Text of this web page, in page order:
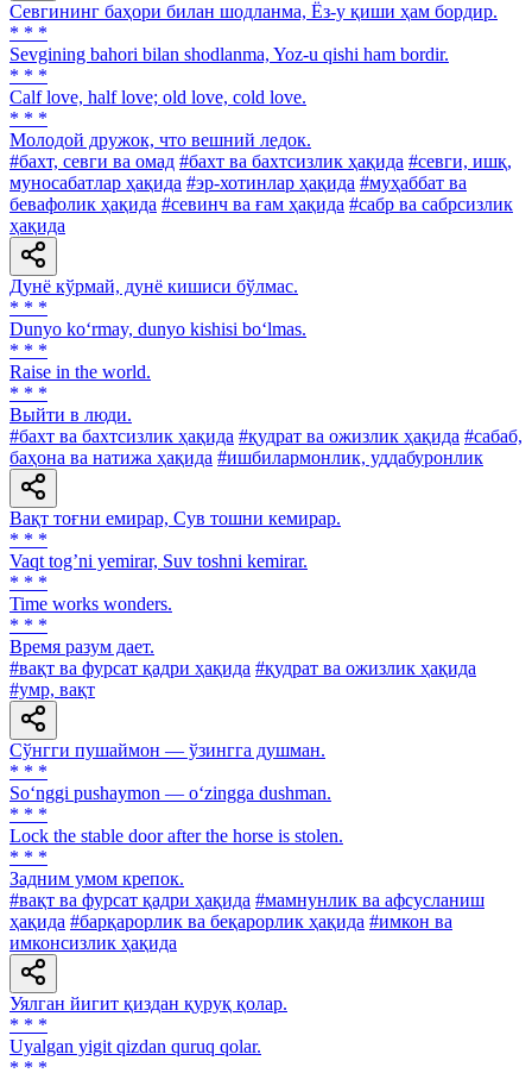
Севгининг баҳори билан шодланма, Ёз-у қиши ҳам бордир.
* * *
Sevgining bahori bilan shodlanma, Yoz-u qishi ham bordir.
* * *
Calf love, half love; old love, cold love.
* * *
Молодой дружок, что вешний ледок.
#бахт, севги ва омад #бахт ва бахтсизлик ҳақида #севги, ишқ,
муносабатлар ҳақида #эр-хотинлар ҳақида #муҳаббат ва
бевафолик ҳақида #севинч ва ғам ҳақида #сабр ва сабрсизлик
ҳақида
Дунё кўрмай, дунё кишиси бўлмас.
* * *
Dunyo ko‘rmay, dunyo kishisi bo‘lmas.
* * *
Raise in the world.
* * *
Выйти в люди.
#бахт ва бахтсизлик ҳақида #қудрат ва ожизлик ҳақида #сабаб,
баҳона ва натижа ҳақида #ишбилармонлик, уддабуронлик
Вақт тоғни емирар, Сув тошни кемирар.
* * *
Vaqt togʼni yemirar, Suv toshni kemirar.
* * *
Time works wonders.
* * *
Время разум дает.
#вақт ва фурсат қадри ҳақида #қудрат ва ожизлик ҳақида
#умр, вақт
Сўнгги пушаймон — ўзингга душман.
* * *
So‘nggi pushaymon — o‘zingga dushman.
* * *
Lock the stable door after the horse is stolen.
* * *
Задним умом крепок.
#вақт ва фурсат қадри ҳақида #мамнунлик ва афсусланиш
ҳақида #барқарорлик ва беқарорлик ҳақида #имкон ва
имконсизлик ҳақида
Уялган йигит қиздан қуруқ қолар.
* * *
Uyalgan yigit qizdan quruq qolar.
* * *